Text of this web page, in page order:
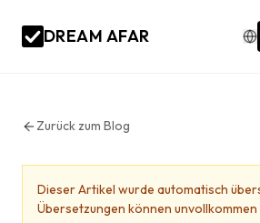
DREAM AFAR
Zurück zum Blog
Dieser Artikel wurde automatisch
Übersetzungen können unvollkommen